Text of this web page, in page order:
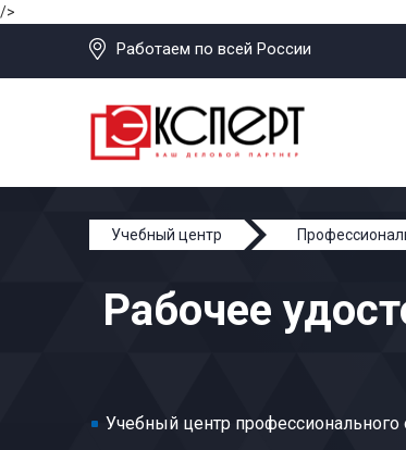
/>
Работаем по всей России
Учебный центр
Рабочее
Учебный центр